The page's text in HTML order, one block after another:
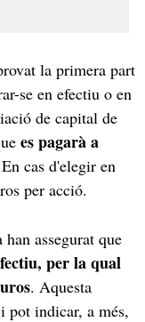
la primera part
se en efectiu o en
de capital de
es pagarà a
En cas d'elegir en
per acció.
assegurat que
per la qual
. Aquesta
pot indicar, a més,